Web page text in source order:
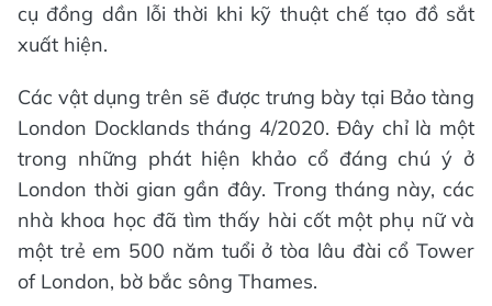
cụ đồng dần lỗi thời khi kỹ thuật chế tạo đồ sắt
xuất hiện.
Các vật dụng trên sẽ được trưng bày tại Bảo tàng
London Docklands tháng 4/2020. Đây chỉ là một
trong những phát hiện khảo cổ đáng chú ý ở
London thời gian gần đây. Trong tháng này, các
nhà khoa học đã tìm thấy hài cốt một phụ nữ và
một trẻ em 500 năm tuổi ở tòa lâu đài cổ Tower
of London, bờ bắc sông Thames.